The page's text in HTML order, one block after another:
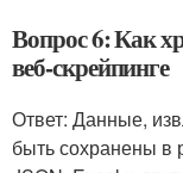
Вопрос 6: Как
веб-скрейпинге
Ответ: Данные,
быть сохранены в